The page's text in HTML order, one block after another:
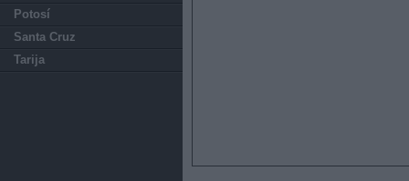
Potosí
Santa Cruz
Tarija